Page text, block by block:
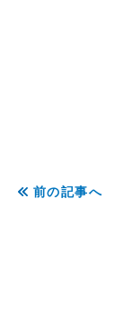
前の記事へ